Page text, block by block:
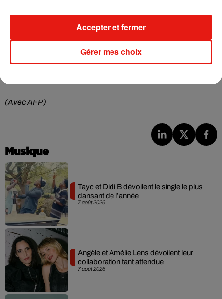
Le grand oral est la dernière épreuve des Terminales pour le
bac. Les résultats de cet examen bicentenaire seront
dévoilés le 6 juillet. Les rattrapages démarreront dès le
lendemain et se tiendront jusqu'au 9 juillet.
(Avec AFP)
Musique
7 août 2026
Tayc et Didi B dévoilent le single le plus
dansant de l’année
7 août 2026
Angèle et Amélie Lens dévoilent leur
collaboration tant attendue
Gérer mes choix
Accepter et fermer